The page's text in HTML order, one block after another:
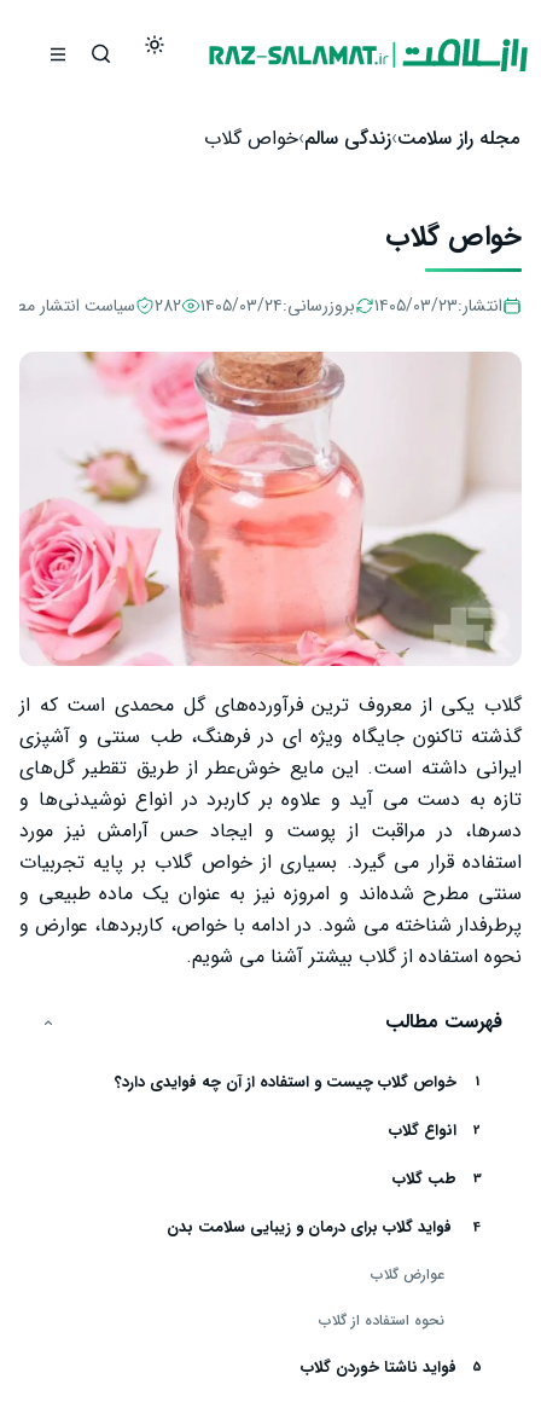
مجله راز سلامت زندگی سالم خواص گلاب
خواص گلاب
انتشار:۱۴۰۵/۰۳/۲۳ بروزرسانی:۱۴۰۵/۰۳/۲۴ 282 سیاست انتشار
گلاب یکی از معروف ‌ترین فرآورده‌های گل محمدی است که از
گذشته تاکنون جایگاه ویژه‌ ای در فرهنگ، طب سنتی و آشپزی
ایرانی داشته است. این مایع خوش‌عطر از طریق تقطیر گل‌های
تازه به دست می ‌آید و علاوه بر کاربرد در انواع نوشیدنی‌ها و
دسرها، در مراقبت از پوست و ایجاد حس آرامش نیز مورد
استفاده قرار می‌ گیرد. بسیاری از خواص گلاب بر پایه تجربیات
سنتی مطرح شده‌اند و امروزه نیز به عنوان یک ماده طبیعی و
پرطرفدار شناخته می‌ شود. در ادامه با خواص، کاربردها، عوارض و
نحوه استفاده از گلاب بیشتر آشنا می ‌شویم.
فهرست مطالب
خواص گلاب چیست و استفاده از آن چه فوایدی دارد؟
انواع گلاب
طب گلاب
فواید گلاب برای درمان و زیبایی سلامت بدن
عوارض گلاب
نحوه استفاده از گلاب
فواید ناشتا خوردن گلاب